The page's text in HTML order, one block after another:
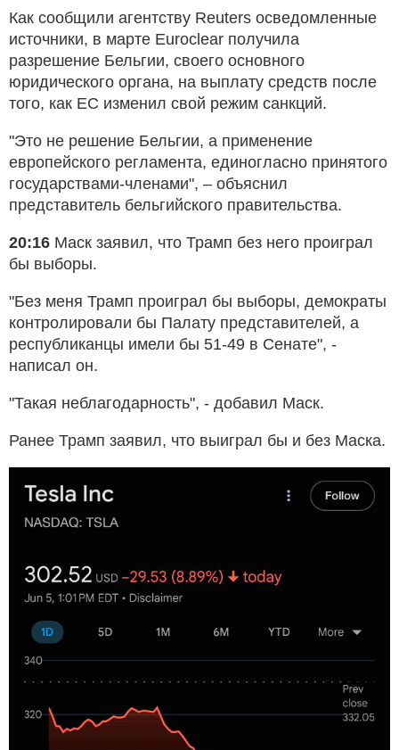
Как сообщили агентству Reuters осведомленные
источники, в марте Euroclear получила
разрешение Бельгии, своего основного
юридического органа, на выплату средств после
того, как ЕС изменил свой режим санкций.
"Это не решение Бельгии, а применение
европейского регламента, единогласно принятого
государствами-членами", – объяснил
представитель бельгийского правительства.
20:16 Маск заявил, что Трамп без него проиграл
бы выборы.
"Без меня Трамп проиграл бы выборы, демократы
контролировали бы Палату представителей, а
республиканцы имели бы 51-49 в Сенате", -
написал он.
"Такая неблагодарность", - добавил Маск.
Ранее Трамп заявил, что выиграл бы и без Маска.